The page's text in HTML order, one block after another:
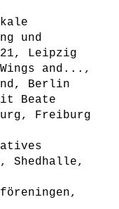
und
Leipzig
and...,
Berlin
Beate
Freiburg
Shedhalle,